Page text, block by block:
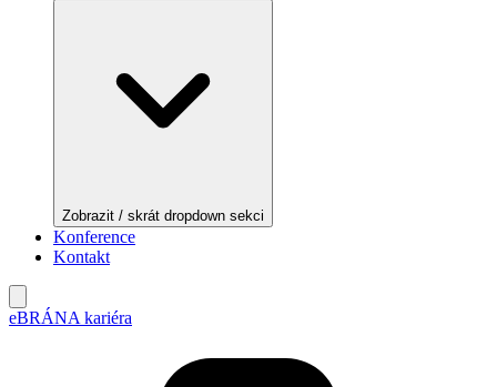
Zobrazit / skrát dropdown sekci
Konference
Kontakt
eBRÁNA kariéra